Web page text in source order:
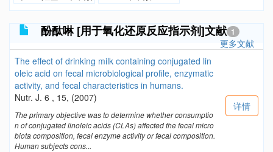
酚酞啉 [用于氧化还原反应指示剂]文献 1
更多文献
The effect of drinking milk containing conjugated lin
oleic acid on fecal microbiological profile, enzymatic
activity, and fecal characteristics in humans.
Nutr. J. 6 , 15, (2007)
The primary objective was to determine whether consumptio
n of conjugated linoleic acids (CLAs) affected the fecal micro
biota composition, fecal enzyme activity or fecal composition.
Human subjects cons...
详情